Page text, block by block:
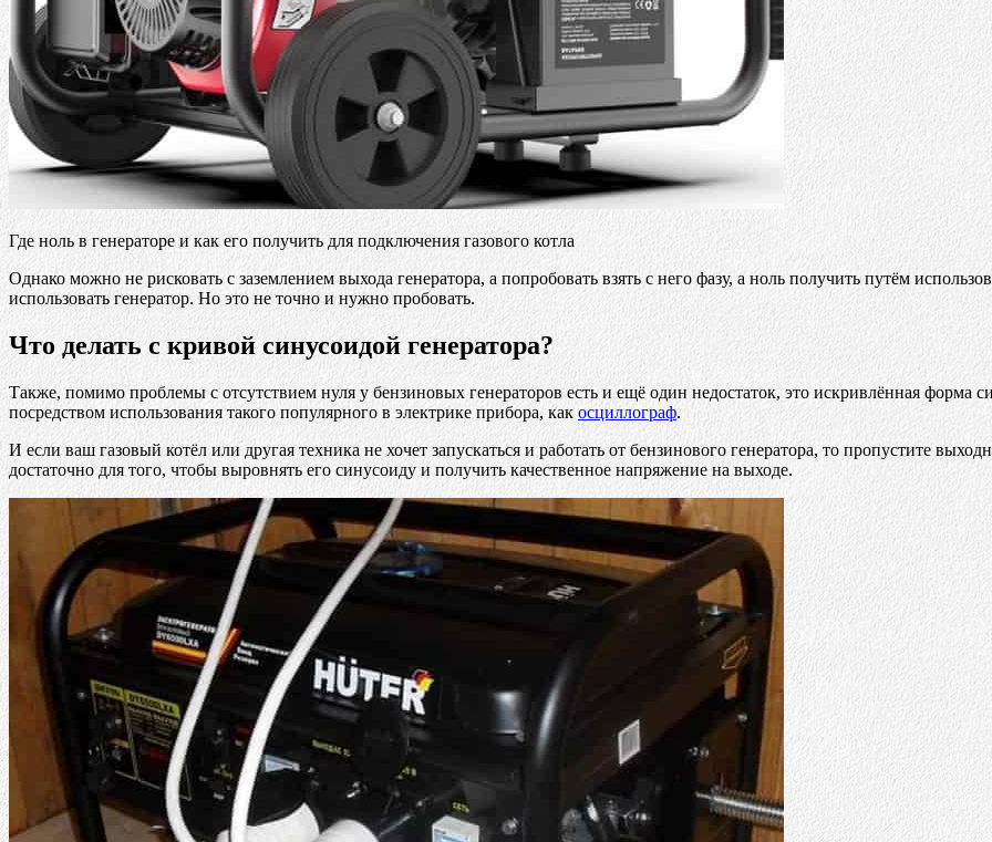
Где ноль в генераторе и как его получить для подключения газового котла
Однако можно не рисковать с заземлением выхода генератора, а попробовать взять с него фазу, а ноль получить путём
использовать генератор. Но это не точно и нужно пробовать.
Что делать с кривой синусоидой генератора?
Также, помимо проблемы с отсутствием нуля у бензиновых генераторов есть и ещё один недостаток, это искривлённая форма
посредством использования такого популярного в электрике прибора, как осциллограф.
И если ваш газовый котёл или другая техника не хочет запускаться и работать от бензинового генератора, то пропустите
достаточно для того, чтобы выровнять его синусоиду и получить качественное напряжение на выходе.